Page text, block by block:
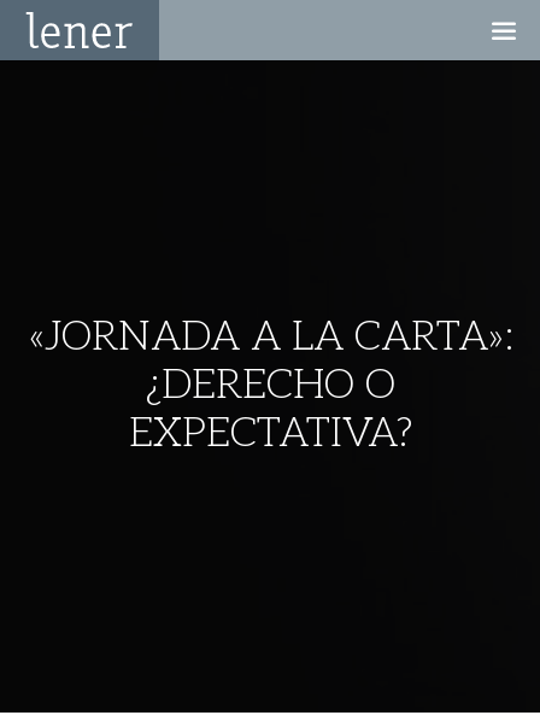
«JORNADA A LA CARTA»:
¿DERECHO O
EXPECTATIVA?